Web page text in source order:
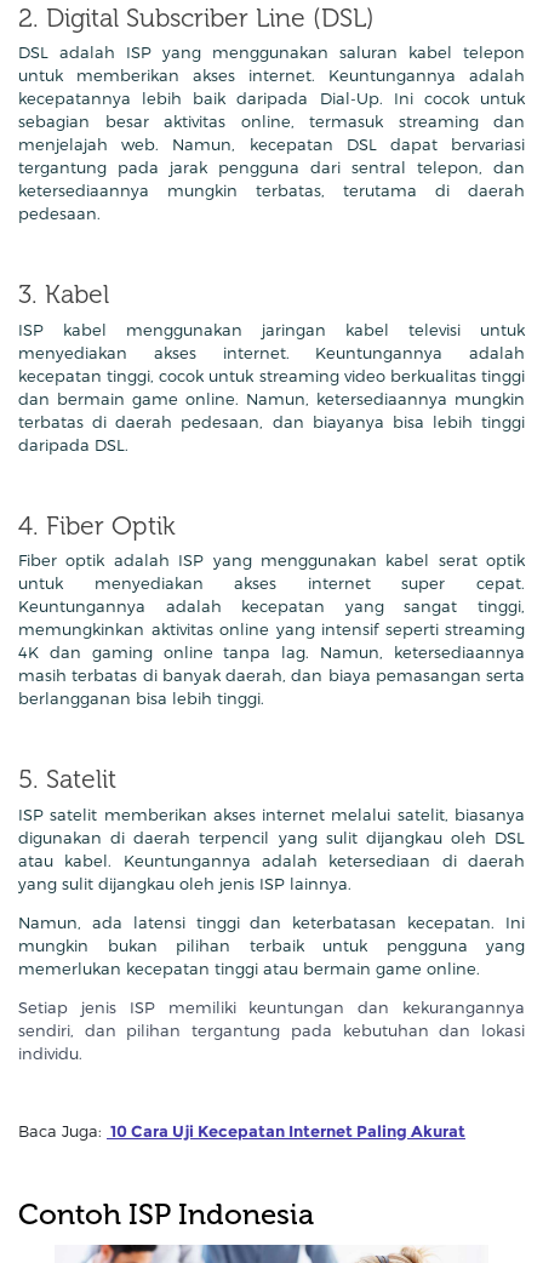
2. Digital Subscriber Line (DSL)
DSL adalah ISP yang menggunakan saluran kabel telepon
untuk memberikan akses internet. Keuntungannya adalah
kecepatannya lebih baik daripada Dial-Up. Ini cocok untuk
sebagian besar aktivitas online, termasuk streaming dan
menjelajah web. Namun, kecepatan DSL dapat bervariasi
tergantung pada jarak pengguna dari sentral telepon, dan
ketersediaannya mungkin terbatas, terutama di daerah
pedesaan.
3. Kabel
ISP kabel menggunakan jaringan kabel televisi untuk
menyediakan akses internet. Keuntungannya adalah
kecepatan tinggi, cocok untuk streaming video berkualitas tinggi
dan bermain game online. Namun, ketersediaannya mungkin
terbatas di daerah pedesaan, dan biayanya bisa lebih tinggi
daripada DSL.
4. Fiber Optik
Fiber optik adalah ISP yang menggunakan kabel serat optik
untuk menyediakan akses internet super cepat.
Keuntungannya adalah kecepatan yang sangat tinggi,
memungkinkan aktivitas online yang intensif seperti streaming
4K dan gaming online tanpa lag. Namun, ketersediaannya
masih terbatas di banyak daerah, dan biaya pemasangan serta
berlangganan bisa lebih tinggi.
5. Satelit
ISP satelit memberikan akses internet melalui satelit, biasanya
digunakan di daerah terpencil yang sulit dijangkau oleh DSL
atau kabel. Keuntungannya adalah ketersediaan di daerah
yang sulit dijangkau oleh jenis ISP lainnya.
Namun, ada latensi tinggi dan keterbatasan kecepatan. Ini
mungkin bukan pilihan terbaik untuk pengguna yang
memerlukan kecepatan tinggi atau bermain game online.
Setiap jenis ISP memiliki keuntungan dan kekurangannya
sendiri, dan pilihan tergantung pada kebutuhan dan lokasi
individu.
Baca Juga: 10 Cara Uji Kecepatan Internet Paling Akurat
Contoh ISP Indonesia